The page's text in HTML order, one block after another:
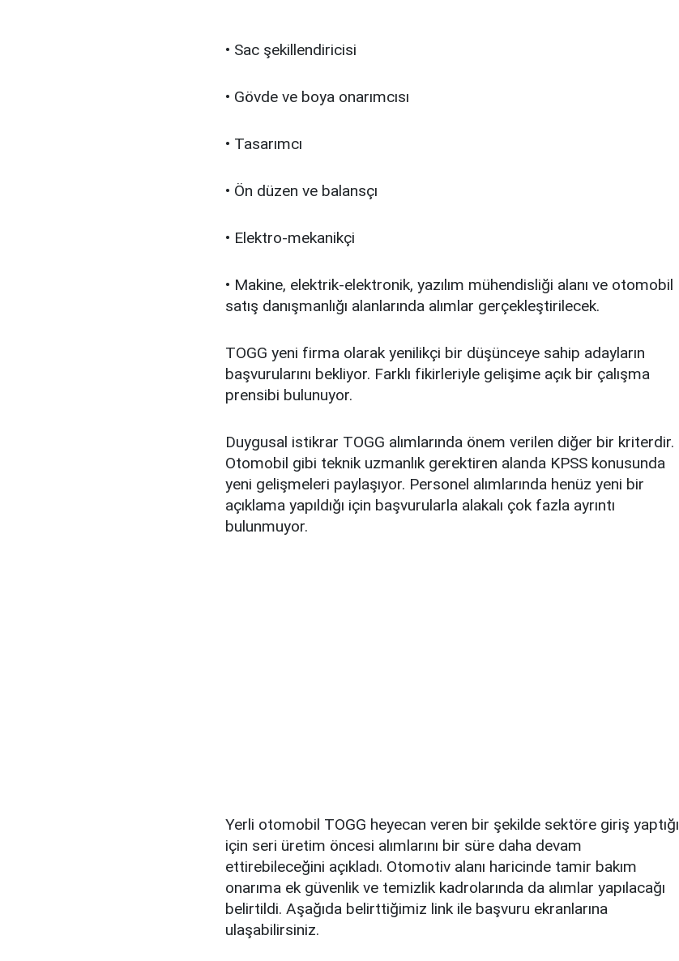
• Sac şekillendiricisi
• Gövde ve boya onarımcısı
• Tasarımcı
• Ön düzen ve balansçı
• Elektro-mekanikçi
• Makine, elektrik-elektronik, yazılım mühendisliği alanı ve otomobil
satış danışmanlığı alanlarında alımlar gerçekleştirilecek.
TOGG yeni firma olarak yenilikçi bir düşünceye sahip adayların
başvurularını bekliyor. Farklı fikirleriyle gelişime açık bir çalışma
prensibi bulunuyor.
Duygusal istikrar TOGG alımlarında önem verilen diğer bir kriterdir.
Otomobil gibi teknik uzmanlık gerektiren alanda KPSS konusunda
yeni gelişmeleri paylaşıyor. Personel alımlarında henüz yeni bir
açıklama yapıldığı için başvurularla alakalı çok fazla ayrıntı
bulunmuyor.
Yerli otomobil TOGG heyecan veren bir şekilde sektöre giriş yaptığı
için seri üretim öncesi alımlarını bir süre daha devam
ettirebileceğini açıkladı. Otomotiv alanı haricinde tamir bakım
onarıma ek güvenlik ve temizlik kadrolarında da alımlar yapılacağı
belirtildi. Aşağıda belirttiğimiz link ile başvuru ekranlarına
ulaşabilirsiniz.